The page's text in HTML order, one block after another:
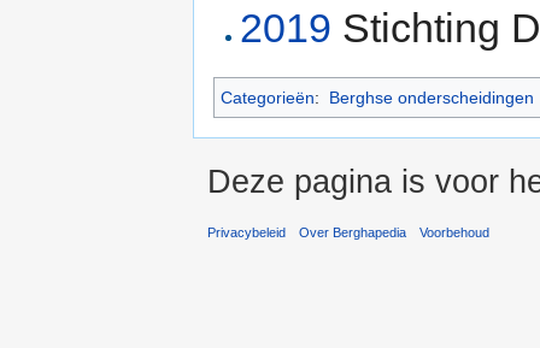
2019 Stichting
Categorieën: Berghse onderscheidingen
Deze pagina is voor
Privacybeleid Over Berghapedia Voorbehoud